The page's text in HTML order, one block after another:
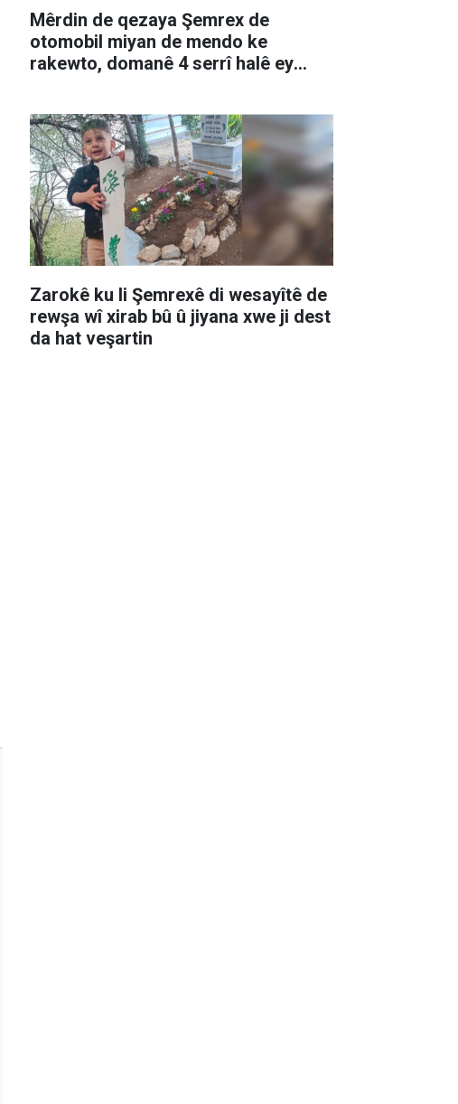
Mêrdin de qezaya Şemrex de
otomobil miyan de mendo ke
rakewto, domanê 4 serrî halê ey
Zarokê ku li Şemrexê di wesayîtê de
rewşa wî xirab bû û jiyana xwe ji dest
da hat veşartin